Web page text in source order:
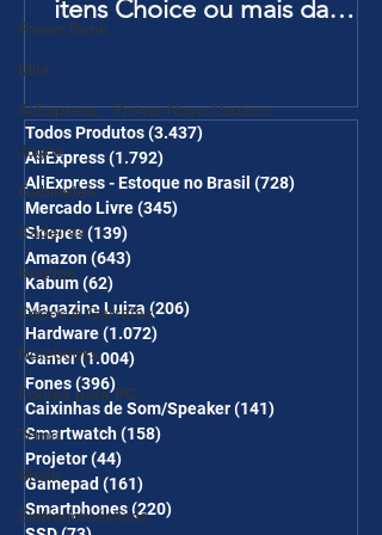
Power Bank
Mifa
AliExpress - Promo Novo Usuário
Jogos
Gabinetes
Cadeiras
Realme
Copos e Garrafas
Notebooks
Fontes para PC
Temu
Shein
Eletrodomésticos
itens Choice ou mais da
Página de Promoções e
desc em 6 itens/R$25 de
desc em 10 itens) OS
CUPONS SÃO VÁLIDOS NO
COMBO
Todos Produtos(3.437)
AliExpress(1.792)
AliExpress - Estoque no Brasil (728)
Mercado Livre(345)
Shopee(139)
Amazon(643)
Kabum(62)
Magazine Luiza (206)
Hardware(1.072)
Gamer(1.004)
Fones(396)396 posts
Caixinhas de Som/Speaker(141)
Smartwatch(158)
Projetor(44)
Gamepad (161)
Smartphones(220)